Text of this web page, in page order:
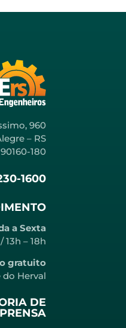
960
– RS
180
1600
a Sexta
13h – 18h
gratuito
do Herval
DE